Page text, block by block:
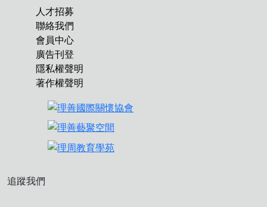
人才招募
聯絡我們
會員中心
廣告刊登
隱私權聲明
著作權聲明
追蹤我們